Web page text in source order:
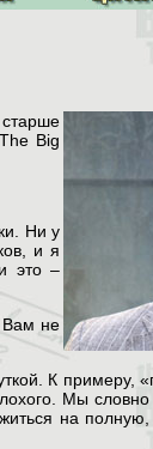
Big
Ни у
и я
это –
Вам не
К примеру,
Мы словно
на